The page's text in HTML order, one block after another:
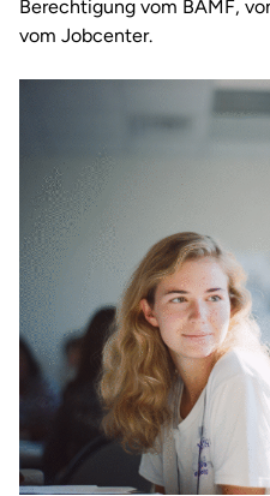
Berechtigung vom BAMF,
vom Jobcenter.